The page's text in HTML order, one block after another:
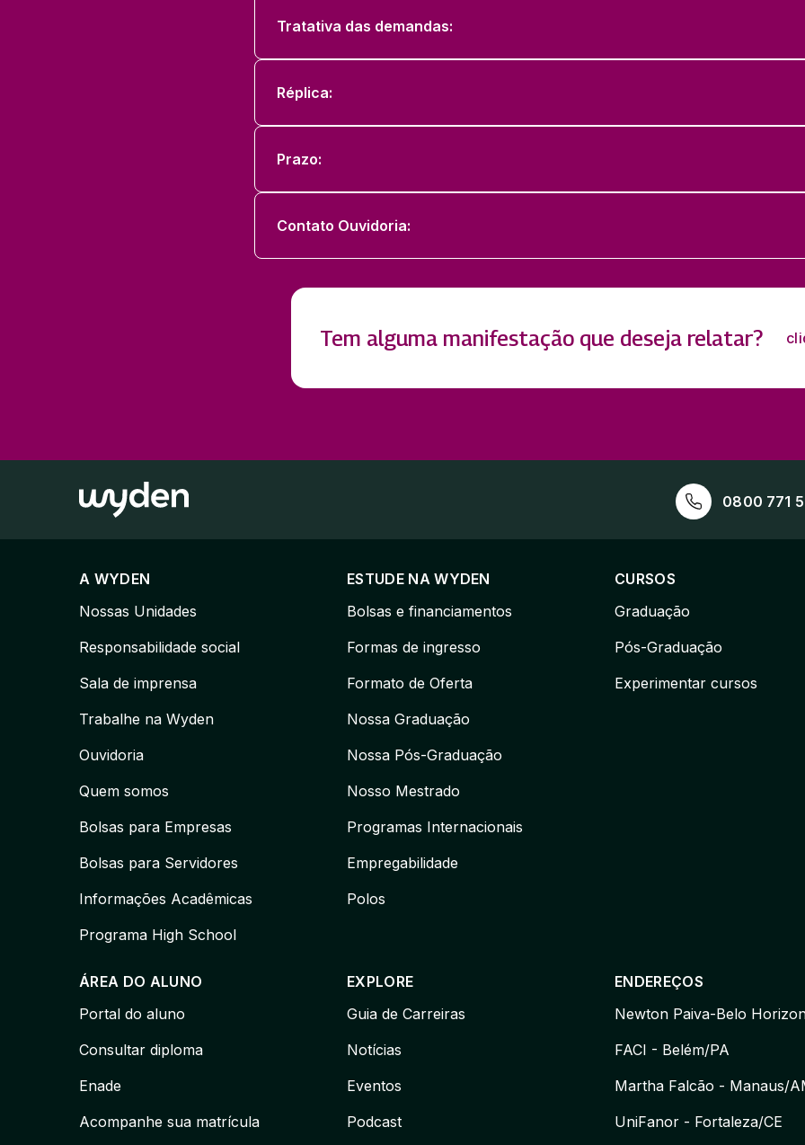
Tratativa das demandas:
Réplica:
Prazo:
Contato Ouvidoria:
Tem alguma manifestação que deseja relatar?
0800 771
A WYDEN
Nossas Unidades
Responsabilidade social
Sala de imprensa
Trabalhe na Wyden
Ouvidoria
Quem somos
Bolsas para Empresas
Bolsas para Servidores
Informações Acadêmicas
Programa High School
ESTUDE NA WYDEN
Bolsas e financiamentos
Formas de ingresso
Formato de Oferta
Nossa Graduação
Nossa Pós-Graduação
Nosso Mestrado
Programas Internacionais
Empregabilidade
Polos
CURSOS
Graduação
Pós-Graduação
Experimentar cursos
ÁREA DO ALUNO
Portal do aluno
Consultar diploma
Enade
Acompanhe sua matrícula
EXPLORE
Guia de Carreiras
Notícias
Eventos
Podcast
ENDEREÇOS
Newton Paiva-Belo
FACI - Belém/PA
Martha Falcão - Manaus/
UniFanor - Fortaleza/CE